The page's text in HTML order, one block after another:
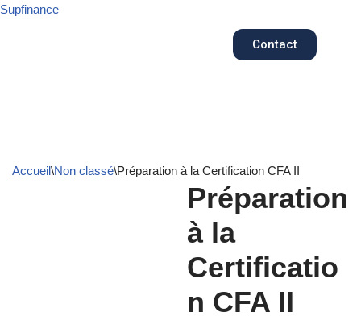
Supfinance
Contact
Accueil\Non classé\Préparation à la Certification CFA II
Préparation
à la
Certificatio
n CFA II